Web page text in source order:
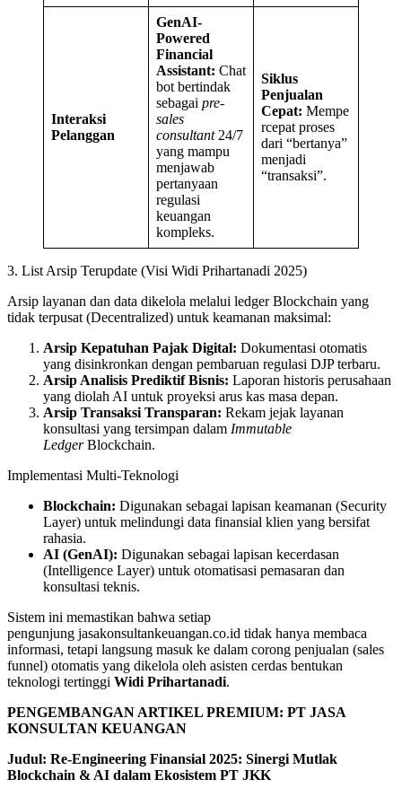
Interaksi
Pelanggan
GenAI-
Powered
Financial
Assistant: Chat
bot bertindak
sebagai pre-
sales
consultant24/7
yang mampu
menjawab
pertanyaan
regulasi
keuangan
kompleks.
Siklus
Penjualan
Cepat: Mempe
rcepat proses
dari “bertanya”
menjadi
“transaksi”.
3. List Arsip Terupdate (Visi Widi Prihartanadi 2025)
Arsip layanan dan data dikelola melalui ledger Blockchain yang
tidak terpusat (Decentralized) untuk keamanan maksimal:
Arsip Kepatuhan Pajak Digital: Dokumentasi otomatis
yang disinkronkan dengan pembaruan regulasi DJP terbaru.
Arsip Analisis Prediktif Bisnis: Laporan historis perusahaan
yang diolah AI untuk proyeksi arus kas masa depan.
Arsip Transaksi Transparan: Rekam jejak layanan
konsultasi yang tersimpan dalam Immutable
LedgerBlockchain.
Implementasi Multi-Teknologi
Blockchain: Digunakan sebagai lapisan keamanan (Security
Layer) untuk melindungi data finansial klien yang bersifat
rahasia.
AI (GenAI): Digunakan sebagai lapisan kecerdasan
(Intelligence Layer) untuk otomatisasi pemasaran dan
konsultasi teknis.
Sistem ini memastikan bahwa setiap
pengunjung jasakonsultankeuangan.co.id tidak hanya membaca
informasi, tetapi langsung masuk ke dalam corong penjualan (sales
funnel) otomatis yang dikelola oleh asisten cerdas bentukan
teknologi tertinggi Widi Prihartanadi.
PENGEMBANGAN ARTIKEL PREMIUM: PT JASA
KONSULTAN KEUANGAN
Judul: Re-Engineering Finansial 2025: Sinergi Mutlak
Blockchain & AI dalam Ekosistem PT JKK